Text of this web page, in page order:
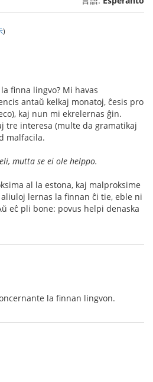
)
finna lingvo? Mi havas
antaŭ kelkaj monatoj, ĉesis pro
kaj nun mi ekrelernas ĝin.
tre interesa (multe da gramatikaj
malfacila.
mutta se ei ole helppo.
al la estona, kaj malproksime
lernas la finnan ĉi tie, eble ni
eĉ pli bone: povus helpi denaska
la finnan lingvon.